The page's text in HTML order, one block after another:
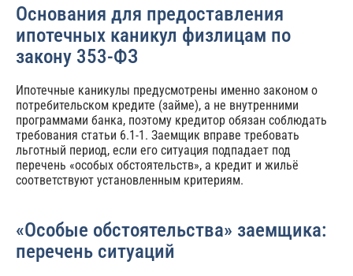
Основания для предоставления
ипотечных каникул физлицам по
закону 353-ФЗ
Ипотечные каникулы предусмотрены именно законом о
потребительском кредите (займе), а не внутренними
программами банка, поэтому кредитор обязан соблюдать
требования статьи 6.1-1. Заемщик вправе требовать
льготный период, если его ситуация подпадает под
перечень «особых обстоятельств», а кредит и жильё
соответствуют установленным критериям.
«Особые обстоятельства» заемщика:
перечень ситуаций